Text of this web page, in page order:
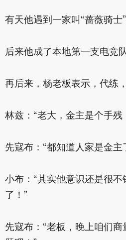
有天他遇到一家叫“蔷薇骑士”
后来他成了本地第一支电竞
再后来，杨老板表示，代练
林兹：“老大，金主是个手
先寇布：“都知道人家是金
小布：“其实他意识还是很
了！”
先寇布：“老板，晚上咱们